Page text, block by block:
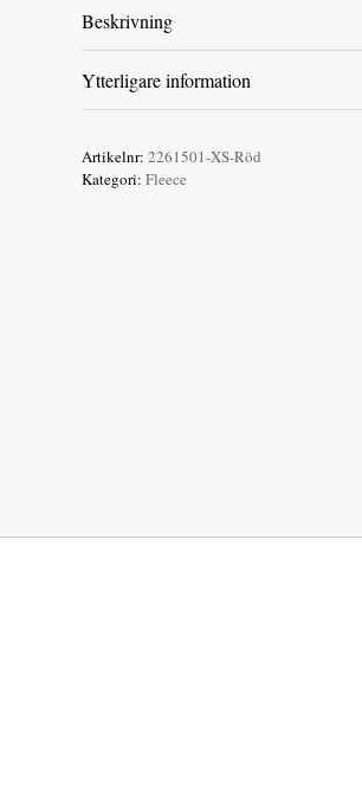
Beskrivning
Ytterligare information
Artikelnr: 2261501-XS-Röd
Kategori: Fleece